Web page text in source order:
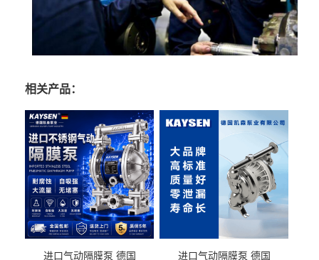
相关产品：
进口气动隔膜泵 德国
进口气动隔膜泵 德国